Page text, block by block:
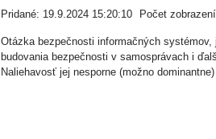
Pridané: 19.9.2024 15:20:10 Počet
Otázka bezpečnosti informačných
budovania bezpečnosti v samosprávach i
Naliehavosť jej nesporne (možno